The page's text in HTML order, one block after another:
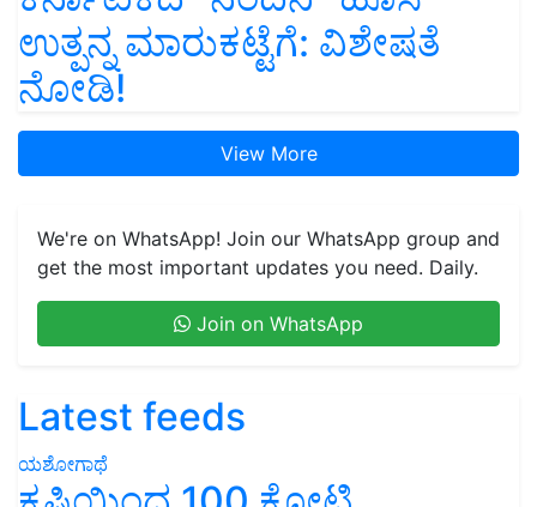
ಉತ್ಪನ್ನ ಮಾರುಕಟ್ಟೆಗೆ: ವಿಶೇಷತೆ
ನೋಡಿ!
View More
We're on WhatsApp! Join our WhatsApp group and
get the most important updates you need. Daily.
Join on WhatsApp
Latest feeds
ಯಶೋಗಾಥೆ